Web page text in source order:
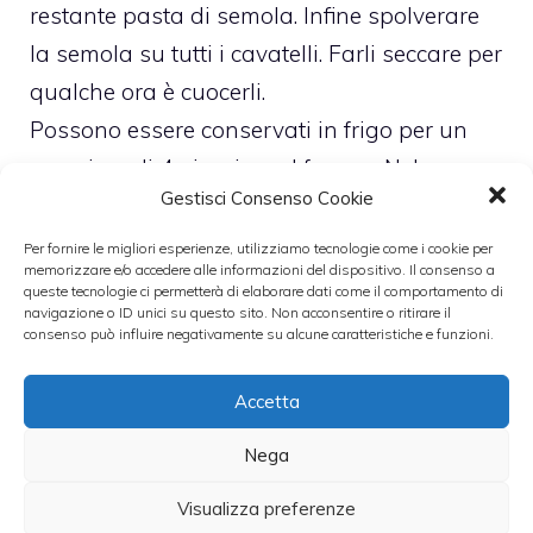
Gestisci Consenso Cookie
Per fornire le migliori esperienze, utilizziamo tecnologie come i cookie per
memorizzare e/o accedere alle informazioni del dispositivo. Il consenso a
queste tecnologie ci permetterà di elaborare dati come il comportamento di
navigazione o ID unici su questo sito. Non acconsentire o ritirare il
consenso può influire negativamente su alcune caratteristiche e funzioni.
Accetta
Nega
Visualizza preferenze
restante pasta di semola. Infine spolverare
la semola su tutti i cavatelli. Farli seccare per
qualche ora è cuocerli.
Possono essere conservati in frigo per un
massimo di 4 giorni o nel freezer. Nel
secondo caso è consigliabile congelarli
inizialmente separatamente per circa
mezz’ora e poi unirli in una busta e
congelarli definitivamente. Ciò farà si che la
Leggi anche: